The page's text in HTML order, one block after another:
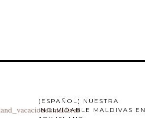
(ESPAÑOL) NUESTRA
INOLVIDABLE MALDIVAS EN